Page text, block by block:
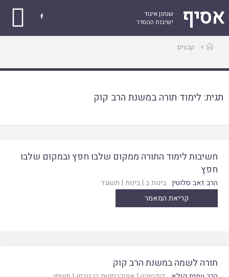
אסיף
שנתון איגוד
ישיבות ההסדר

עמודקבצים
תגית: לימוד תורה במשנת הרב קוק
חשיבות לימוד התורה ממקום שלבו חפץ ובמקום שלבו
חפץ
הרב זאב סלוטין בינות ב |בינות | תשעד
קריאת המאמר
תורה לשמה במשנת הרב קוק